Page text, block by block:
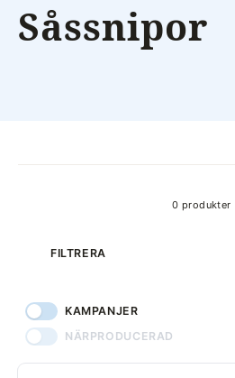
Såssnipor
0 produkter
FILTRERA
KAMPANJER
NÄRPRODUCERAD